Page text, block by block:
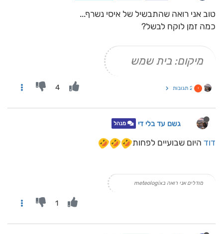
טוב אני רואה שהתבשיל של איסי נשרף...
כמה זמן לוקח לבשל?
מיקום: בית שמש
י 2 תגובות 4
גשם עד בלי די מנהל
דוד היום שבועיים לפחות
מודלים אני רואה בmeteologix
1